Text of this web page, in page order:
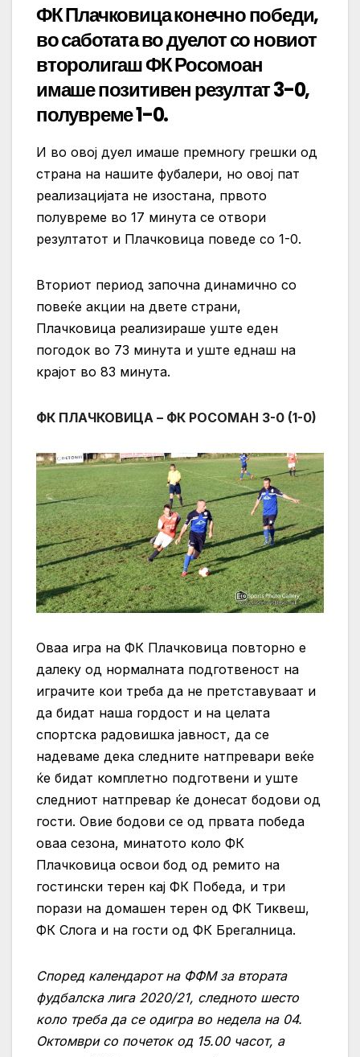
ФК Плачковица конечно победи,
во саботата во дуелот со новиот
второлигаш ФК Росомоан
имаше позитивен резултат 3-0,
полувреме 1-0.
И во овој дуел имаше премногу грешки од
страна на нашите фубалери, но овој пат
реализацијата не изостана, првото
полувреме во 17 минута се отвори
резултатот и Плачковица поведе со 1-0.
Вториот период започна динамично со
повеќе акции на двете страни,
Плачковица реализираше уште еден
погодок во 73 минута и уште еднаш на
крајот во 83 минута.
ФК ПЛАЧКОВИЦА – ФК РОСОМАН 3-0 (1-0)
Оваа игра на ФК Плачковица повторно е
далеку од нормалната подготвеност на
играчите кои треба да не претставуваат и
да бидат наша гордост и на целата
спортска радовишка јавност, да се
надеваме дека следните натпревари веќе
ќе бидат комплетно подготвени и уште
следниот натпревар ќе донесат бодови од
гости. Овие бодови се од првата победа
оваа сезона, минатото коло ФК
Плачковица освои бод од ремито на
гостински терен кај ФК Победа, и три
порази на домашен терен од ФК Тиквеш,
ФК Слога и на гости од ФК Брегалница.
Според календарот на ФФМ за втората
фудбалска лига 2020/21, следното шесто
коло треба да се одигра во недела на 04.
Октомври со почеток од 15.00 часот, а